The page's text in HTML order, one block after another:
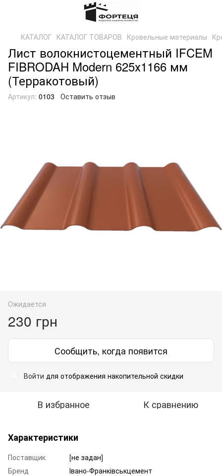
КАТАЛОГ КАТАЛОГ ТОВАРОВ Кровельные материалы
Лист волокнистоцементный IFCEM
FIBRODAH Modern 625х1166 мм
(Терракотовый)
Артикул: 0103 Оставить отзыв
Ожидается
230 грн
Сообщить, когда появится
Войти для отображения накопительной скидки
В избранное К сравнению
Характеристики
Поставщик
[не задан]
Бренд
Івано-Франківськцемент